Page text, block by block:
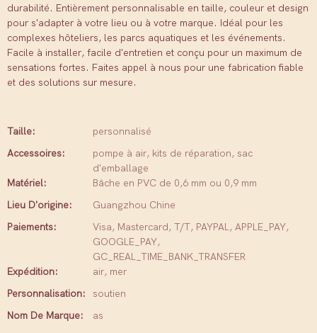
durabilité. Entièrement personnalisable en taille, couleur et design
pour s'adapter à votre lieu ou à votre marque. Idéal pour les
complexes hôteliers, les parcs aquatiques et les événements.
Facile à installer, facile d'entretien et conçu pour un maximum de
sensations fortes. Faites appel à nous pour une fabrication fiable
et des solutions sur mesure.
Taille:
personnalisé
Accessoires:
pompe à air, kits de réparation, sac
d'emballage
Matériel:
Bâche en PVC de 0,6 mm ou 0,9 mm
Lieu D'origine:
Guangzhou Chine
Paiements:
Visa, Mastercard, T/T, PAYPAL, APPLE_PAY,
GOOGLE_PAY,
GC_REAL_TIME_BANK_TRANSFER
Expédition:
air, mer
Personnalisation:
soutien
Nom De Marque:
as